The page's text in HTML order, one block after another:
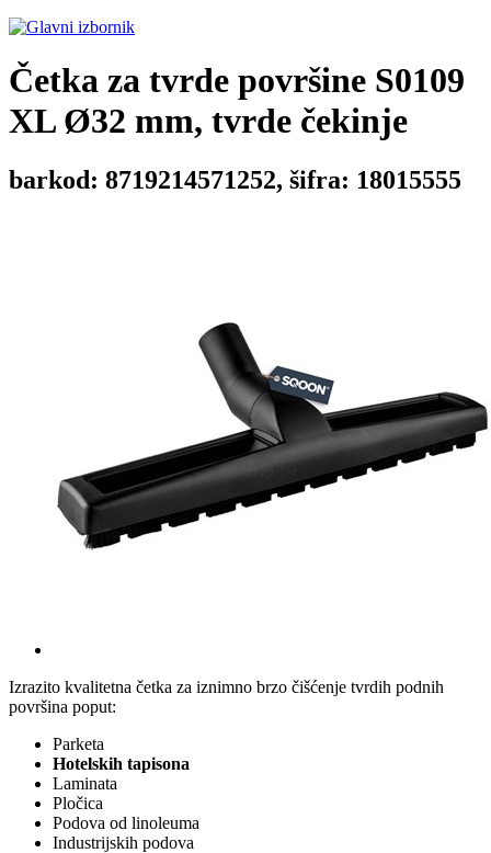
Četka za tvrde površine S0109
XL Ø32 mm, tvrde čekinje
barkod: 8719214571252, šifra: 18015555
Izrazito kvalitetna četka za iznimno brzo čišćenje tvrdih podnih
površina poput:
Parketa
Hotelskih tapisona
Laminata
Pločica
Podova od linoleuma
Industrijskih podova